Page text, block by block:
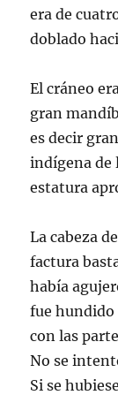
era de
doblado
El cráneo
gran
es decir
indígena de
estatura
La cabeza
factura
había
fue hundido
con las
No se
Si se